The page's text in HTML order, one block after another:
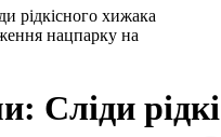
рідкісного хижака
нацпарку на
Сліди